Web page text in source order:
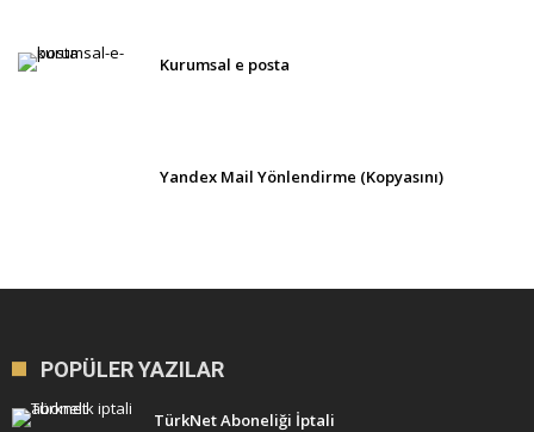
Kurumsal e posta
Yandex Mail Yönlendirme (Kopyasını)
POPÜLER YAZILAR
TürkNet Aboneliği İptali